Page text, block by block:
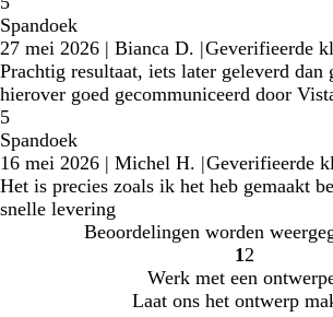
Spandoek
27 mei 2026 | Bianca D. |Geverifieerde
Prachtig resultaat, iets later geleverd dan
hierover goed gecommuniceerd door
5
Spandoek
16 mei 2026 | Michel H. |Geverifieerde
Het is precies zoals ik het heb gemaakt
snelle levering
Beoordelingen worden
Naar
pagina
1 Naar
pagina
2
Werk met een
Laat ons het ontwerp